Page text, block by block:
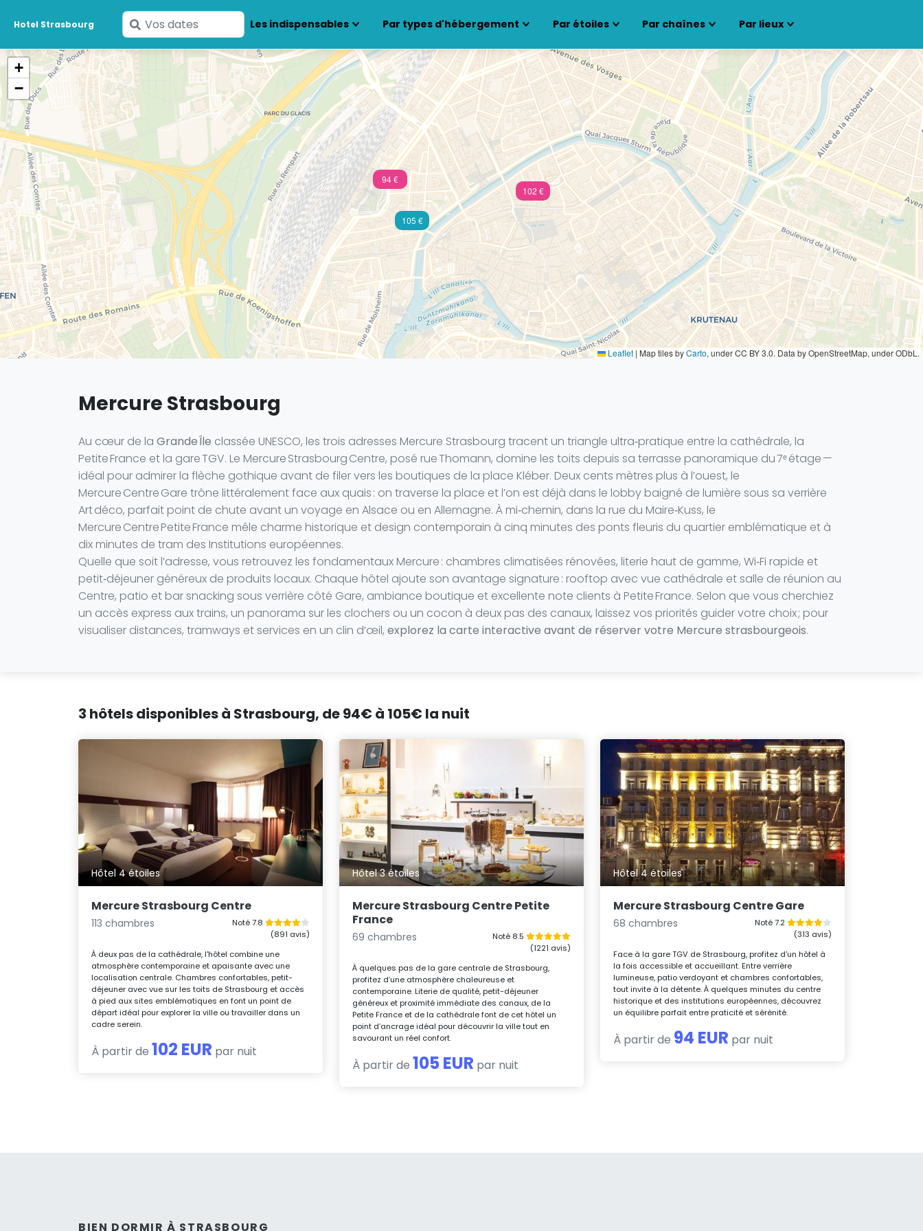
Hotel Strasbourg
Saisissez
vos
Les indispensables Par types d'hébergement Par étoiles Par chaînes Par lieux
102 €
94 €
105 €
+
−
Leaflet | Map tiles byCarto, under CC BY 3.0. Data by OpenStreetMap, under ODbL.
Mercure Strasbourg
Au cœur de la Grande Île classée UNESCO, les trois adresses Mercure Strasbourg tracent un triangle ultra‑pratique entre la cathédrale, la
Petite France et la gare TGV. Le Mercure Strasbourg Centre, posé rue Thomann, domine les toits depuis sa terrasse panoramique du 7ᵉ étage —
idéal pour admirer la flèche gothique avant de filer vers les boutiques de la place Kléber. Deux cents mètres plus à l’ouest, le
Mercure Centre Gare trône littéralement face aux quais : on traverse la place et l’on est déjà dans le lobby baigné de lumière sous sa verrière
Art déco, parfait point de chute avant un voyage en Alsace ou en Allemagne. À mi‑chemin, dans la rue du Maire‑Kuss, le
Mercure Centre Petite France mêle charme historique et design contemporain à cinq minutes des ponts fleuris du quartier emblématique et à
dix minutes de tram des Institutions européennes.
Quelle que soit l’adresse, vous retrouvez les fondamentaux Mercure : chambres climatisées rénovées, literie haut de gamme, Wi‑Fi rapide et
petit‑déjeuner généreux de produits locaux. Chaque hôtel ajoute son avantage signature : rooftop avec vue cathédrale et salle de réunion au
Centre, patio et bar snacking sous verrière côté Gare, ambiance boutique et excellente note clients à Petite France. Selon que vous cherchiez
un accès express aux trains, un panorama sur les clochers ou un cocon à deux pas des canaux, laissez vos priorités guider votre choix ; pour
visualiser distances, tramways et services en un clin d’œil, explorez la carte interactive avant de réserver votre Mercure strasbourgeois.
3 hôtels disponibles à Strasbourg, de 94€ à 105€ la nuit
Hôtel 4 étoiles
Mercure Strasbourg Centre
113 chambres
Noté 7.8
(891 avis)
À deux pas de la cathédrale, l'hôtel combine une
atmosphère contemporaine et apaisante avec une
localisation centrale. Chambres confortables, petit-
déjeuner avec vue sur les toits de Strasbourg et accès
à pied aux sites emblématiques en font un point de
départ idéal pour explorer la ville ou travailler dans un
cadre serein.
À partir de 102 EUR par nuit
Hôtel 3 étoiles
Mercure Strasbourg Centre Petite
France
69 chambres
Noté 8.5
(1221 avis)
À quelques pas de la gare centrale de Strasbourg,
profitez d’une atmosphère chaleureuse et
contemporaine. Literie de qualité, petit-déjeuner
généreux et proximité immédiate des canaux, de la
Petite France et de la cathédrale font de cet hôtel un
point d’ancrage idéal pour découvrir la ville tout en
savourant un réel confort.
À partir de 105 EUR par nuit
Hôtel 4 étoiles
Mercure Strasbourg Centre Gare
68 chambres
Noté 7.2
(313 avis)
Face à la gare TGV de Strasbourg, profitez d’un hôtel à
la fois accessible et accueillant. Entre verrière
lumineuse, patio verdoyant et chambres confortables,
tout invite à la détente. À quelques minutes du centre
historique et des institutions européennes, découvrez
un équilibre parfait entre praticité et sérénité.
À partir de 94 EUR par nuit
BIEN DORMIR À STRASBOURG